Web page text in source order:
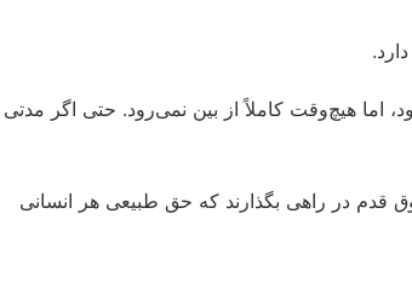
اما هیچ‌وقت کاملاً از بین نمی‌رود. حتی اگر مدتی
قدم در راهی بگذارند که حق طبیعی هر انسانی